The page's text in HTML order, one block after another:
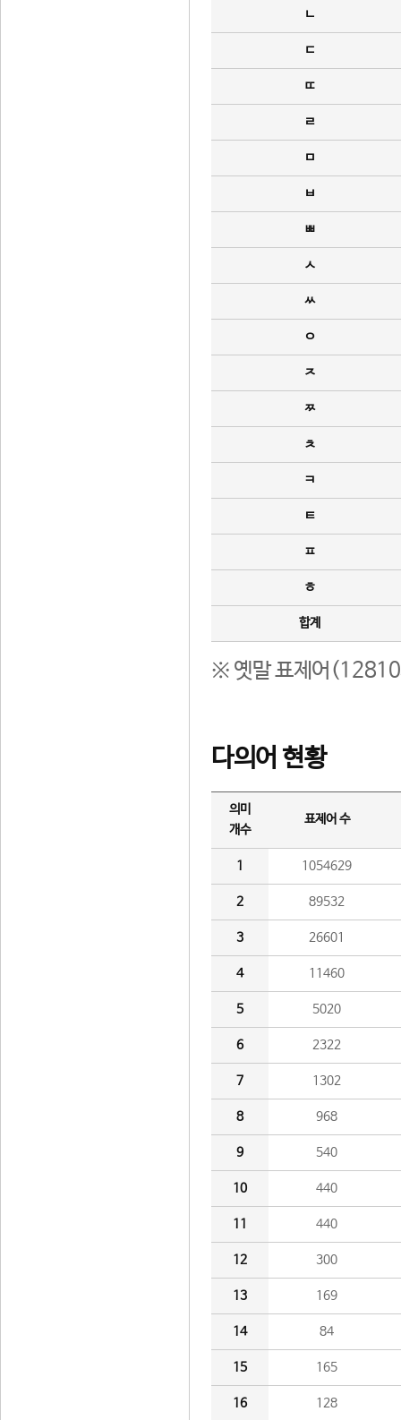
ㄴ
ㄷ
ㄸ
ㄹ
ㅁ
ㅂ
ㅃ
ㅅ
ㅆ
ㅇ
ㅈ
ㅉ
ㅊ
ㅋ
ㅌ
ㅍ
ㅎ
합계
※ 옛말 표제어(12810
다의어 현황
의미
개수
표제어 수
1 1054629
2 89532
3 26601
4 11460
5 5020
6 2322
7 1302
8 968
9 540
10 440
11 440
12 300
13 169
14 84
15 165
16 128